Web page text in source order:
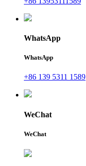
WhatsApp
WhatsApp
+86 139 5311 1589
WeChat
WeChat